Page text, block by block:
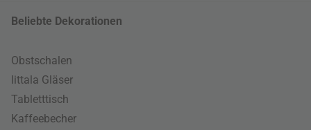
Beliebte Dekorationen
Obstschalen
Iittala Gläser
Tabletttisch
Kaffeebecher